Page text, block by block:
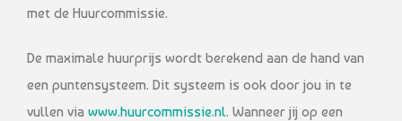
met de Huurcommissie.
De maximale huurprijs wordt berekend aan de hand van
een puntensysteem. Dit systeem is ook door jou in te
vullen via www.huurcommissie.nl. Wanneer jij op een